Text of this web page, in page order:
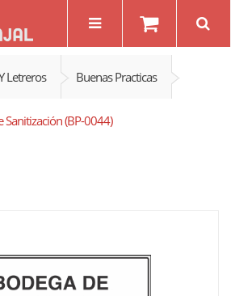
Letreros Buenas Practicas
(BP-0044)